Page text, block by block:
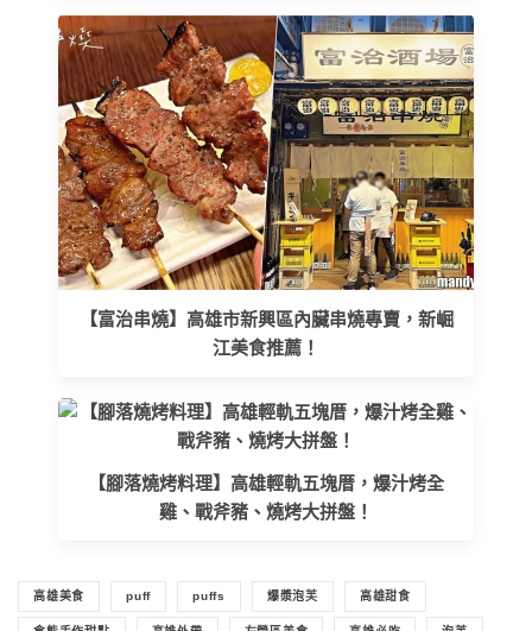
【富治串燒】高雄市新興區內臟串燒專賣，新崛
江美食推薦！
【腳落燒烤料理】高雄輕軌五塊厝，爆汁烤全
雞、戰斧豬、燒烤大拼盤！
高雄美食 puff puffs 爆漿泡芙 高雄甜食